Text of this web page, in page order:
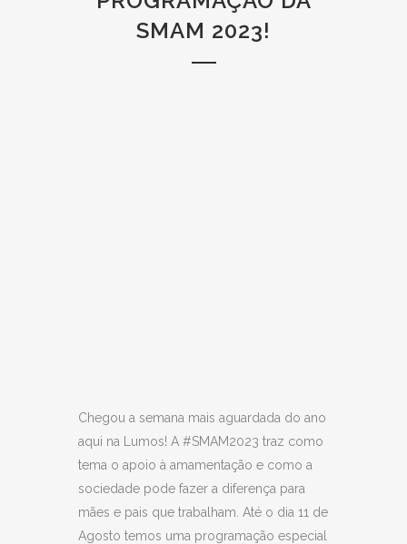
SMAM 2023!
Chegou a semana mais aguardada do ano
aqui na Lumos! A #SMAM2023 traz como
tema o apoio à amamentação e como a
sociedade pode fazer a diferença para
mães e pais que trabalham. Até o dia 11 de
Agosto temos uma programação especial